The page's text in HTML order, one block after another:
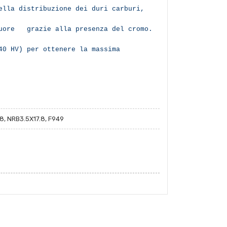
distribuzione dei duri carburi,
grazie alla presenza del cromo.
per ottenere la massima
NRB3.5X17.8, F949